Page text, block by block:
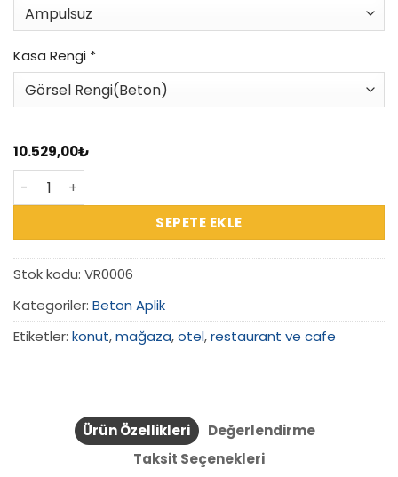
Kasa Rengi *
10.529,00₺
VR0006 – Geolume Fusion Beton Aplik adet
SEPETE EKLE
Stok kodu: VR0006
Kategoriler: Beton Aplik
Etiketler: konut,mağaza,otel,restaurant ve cafe
Ürün Özellikleri
Değerlendirme
Taksit Seçenekleri